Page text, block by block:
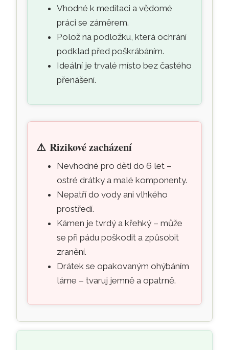
Vhodné k meditaci a vědomé
práci se záměrem.
Polož na podložku, která ochrání
podklad před poškrábáním.
Ideální je trvalé místo bez častého
přenášení.
⚠️Rizikové zacházení
Nevhodné pro děti do 6 let –
ostré drátky a malé komponenty.
Nepatří do vody ani vlhkého
prostředí.
Kámen je tvrdý a křehký – může
se při pádu poškodit a způsobit
zranění.
Drátek se opakovaným ohýbáním
láme – tvaruj jemně a opatrně.